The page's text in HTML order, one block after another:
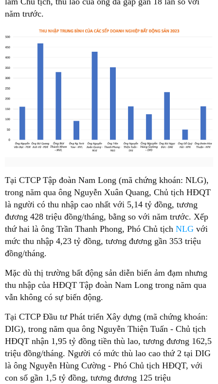
năm trước.
Tại CTCP Tập đoàn Nam Long (mã chứng khoán: NLG),
trong năm qua ông Nguyễn Xuân Quang, Chủ tịch HĐQT
là người có thu nhập cao nhất với 5,14 tỷ đồng, tương
đương 428 triệu đồng/tháng, bằng so với năm trước. Xếp
thứ hai là ông Trần Thanh Phong, Phó Chủ tịch NLG với
mức thu nhập 4,23 tỷ đồng, tương đương gần 353 triệu
đồng/tháng.
Mặc dù thị trường bất động sản diễn biến ảm đạm nhưng
thu nhập của HĐQT Tập đoàn Nam Long trong năm qua
vẫn không có sự biến động.
Tại CTCP Đầu tư Phát triển Xây dựng (mã chứng khoán:
DIG), trong năm qua ông Nguyễn Thiện Tuấn - Chủ tịch
HĐQT nhận 1,95 tỷ đồng tiền thù lao, tương đương 162,5
triệu đồng/tháng. Người có mức thù lao cao thứ 2 tại DIG
là ông Nguyễn Hùng Cường - Phó Chủ tịch HĐQT, với
con số gần 1,5 tỷ đồng, tương đương 125 triệu